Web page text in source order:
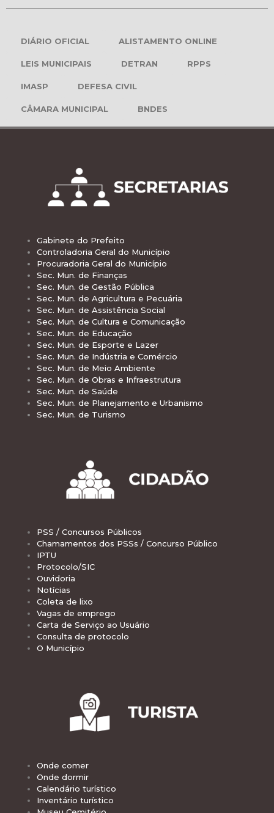
DIÁRIO OFICIAL ALISTAMENTO ONLINE
LEIS MUNICIPAIS DETRAN RPPS
IMASP DEFESA CIVIL
CÂMARA MUNICIPAL BNDES
Gabinete do Prefeito
Controladoria Geral do Município
Procuradoria Geral do Município
Sec. Mun. de Finanças
Sec. Mun. de Gestão Pública
Sec. Mun. de Agricultura e Pecuária
Sec. Mun. de Assistência Social
Sec. Mun. de Cultura e Comunicação
Sec. Mun. de Educação
Sec. Mun. de Esporte e Lazer
Sec. Mun. de Indústria e Comércio
Sec. Mun. de Meio Ambiente
Sec. Mun. de Obras e Infraestrutura
Sec. Mun. de Saúde
Sec. Mun. de Planejamento e Urbanismo
Sec. Mun. de Turismo
PSS / Concursos Públicos
Chamamentos dos PSSs / Concurso Público
IPTU
Protocolo/SIC
Ouvidoria
Notícias
Coleta de lixo
Vagas de emprego
Carta de Serviço ao Usuário
Consulta de protocolo
O Município
Onde comer
Onde dormir
Calendário turístico
Inventário turístico